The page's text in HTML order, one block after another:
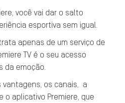
você vai dar o salto
esportiva sem igual.
apenas de um serviço de
TV é o seu acesso
da emoção.
vantagens, os canais, a
o aplicativo Premiere, que